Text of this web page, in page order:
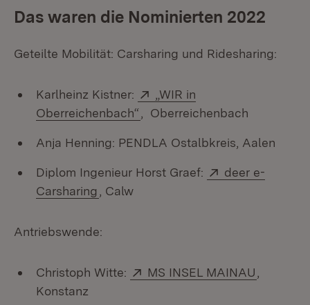
Das waren die Nominierten 2022
Geteilte Mobilität: Carsharing und Ridesharing:
Karlheinz Kistner: Extern:
„WIR in
Oberreichenbach“ (Öffnet in neuem Fenster)
, Oberreichenbach
Anja Henning: PENDLA Ostalbkreis, Aalen
Diplom Ingenieur Horst Graef: Extern:
deer e-
Carsharing (Öffnet in neuem Fenster)
, Calw
Antriebswende:
Christoph Witte: Extern:
MS INSEL MAINAU
Konstanz